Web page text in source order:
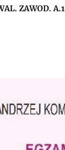
ZAWOD.